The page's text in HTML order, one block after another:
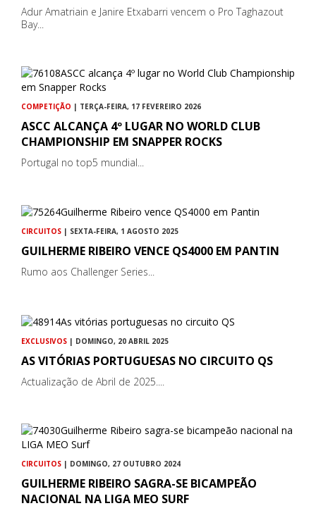
Adur Amatriain e Janire Etxabarri vencem o Pro Taghazout
Bay...
COMPETIÇÃO | TERÇA-FEIRA, 17 FEVEREIRO 2026
ASCC ALCANÇA 4º LUGAR NO WORLD CLUB
CHAMPIONSHIP EM SNAPPER ROCKS
Portugal no top5 mundial...
CIRCUITOS | SEXTA-FEIRA, 1 AGOSTO 2025
GUILHERME RIBEIRO VENCE QS4000 EM PANTIN
Rumo aos Challenger Series...
EXCLUSIVOS | DOMINGO, 20 ABRIL 2025
AS VITÓRIAS PORTUGUESAS NO CIRCUITO QS
Actualização de Abril de 2025....
CIRCUITOS | DOMINGO, 27 OUTUBRO 2024
GUILHERME RIBEIRO SAGRA-SE BICAMPEÃO
NACIONAL NA LIGA MEO SURF